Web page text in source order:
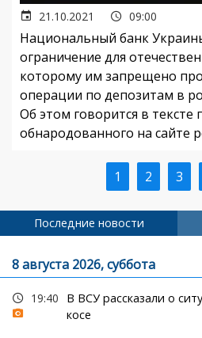
21.10.2021 09:00
Национальный банк
ограничение для
которому им запрещено
операции по депозитам в
Об этом говорится в тексте
обнародованного на сайте
Текущая
страница
1 Страница
2 3
Последние новости
8 августа 2026, суббота
19:40
В ВСУ рассказали о
косе